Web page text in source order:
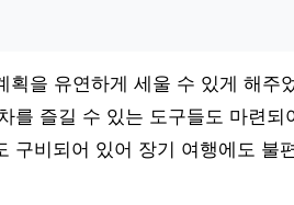
을 유연하게 세울 수 있게 해주
를 즐길 수 있는 도구들도 마련되
구비되어 있어 장기 여행에도 불